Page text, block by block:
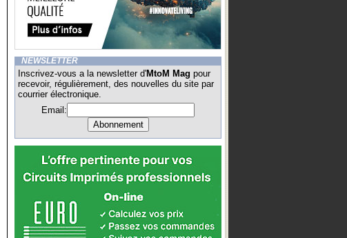
NEWSLETTER
Inscrivez-vous a la newsletter d'MtoM Mag pour
recevoir, régulièrement, des nouvelles du site par
courrier électronique.
Email: